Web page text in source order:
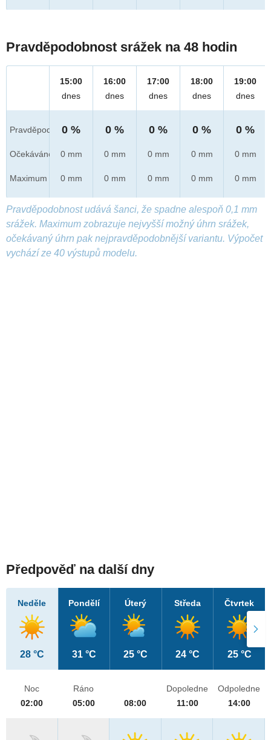
Pravděpodobnost srážek na 48 hodin
Pravděpod.
Očekáváno
Maximum
15:00
dnes
0 %
0 mm
0 mm
16:00
dnes
0 %
0 mm
0 mm
17:00
dnes
0 %
0 mm
0 mm
18:00
dnes
0 %
0 mm
0 mm
19:00
dnes
0 %
0 mm
0 mm
Pravděpodobnost udává šanci, že spadne alespoň 0,1 mm
srážek. Maximum zobrazuje nejvyšší možný úhrn srážek,
očekávaný úhrn pak nejpravděpodobnější variantu. Výpočet
vychází ze 40 výstupů modelu.
Předpověď na další dny
Neděle
28 °C
Pondělí
31 °C
Úterý
25 °C
Středa
24 °C
Čtvrtek
25 °C
Noc
02:00
Ráno
05:00
08:00
Dopoledne
11:00
Odpoledne
14:00